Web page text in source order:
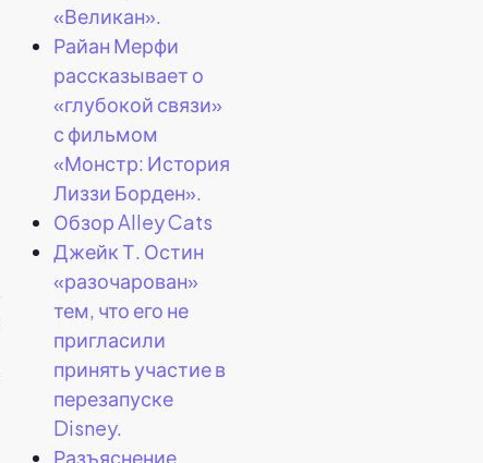
«Великан».
Райан Мерфи
рассказывает о
«глубокой связи»
с фильмом
«Монстр: История
Лиззи Борден».
Обзор Alley Cats
Джейк Т. Остин
«разочарован»
тем, что его не
пригласили
принять участие в
перезапуске
Disney.
Разъяснение